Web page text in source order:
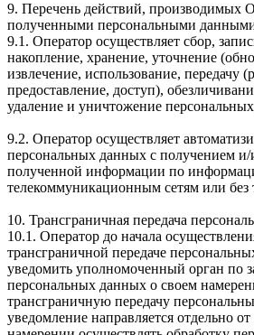
9. Перечень действий, производимых
полученными персональными
9.1. Оператор осуществляет сбор,
накопление, хранение, уточнение
извлечение, использование, передачу
предоставление, доступ),
удаление и уничтожение
9.2. Оператор осуществляет
персональных данных с получением и/
полученной информации по
телекоммуникационным сетям или без
10. Трансграничная передача
10.1. Оператор до начала
трансграничной передаче
уведомить уполномоченный орган по
персональных данных о своем
трансграничную передачу
уведомление направляется отдельно